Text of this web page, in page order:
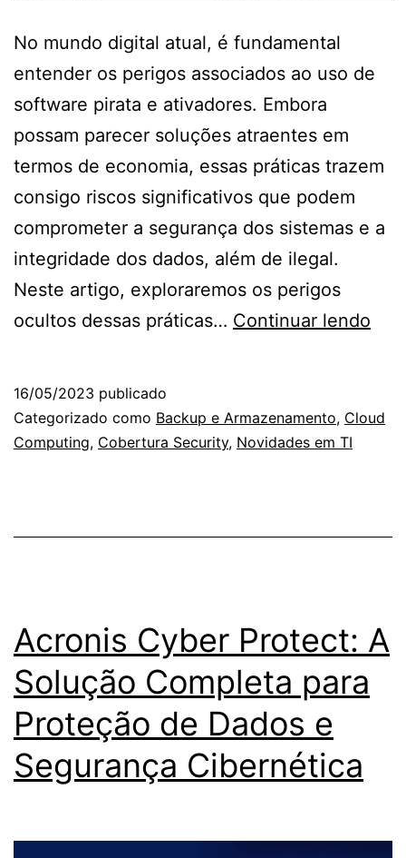
No mundo digital atual, é fundamental
entender os perigos associados ao uso de
software pirata e ativadores. Embora
possam parecer soluções atraentes em
termos de economia, essas práticas trazem
consigo riscos significativos que podem
comprometer a segurança dos sistemas e a
integridade dos dados, além de ilegal.
Neste artigo, exploraremos os perigos
ocultos dessas práticas… Continuar lendo
do
na
16/05/2023 publicado
Categorizado como Backup e Armazenamento, Cloud
Computing, Cobertura Security, Novidades em TI
Acronis Cyber Protect: A
Solução Completa para
Proteção de Dados e
Segurança Cibernética